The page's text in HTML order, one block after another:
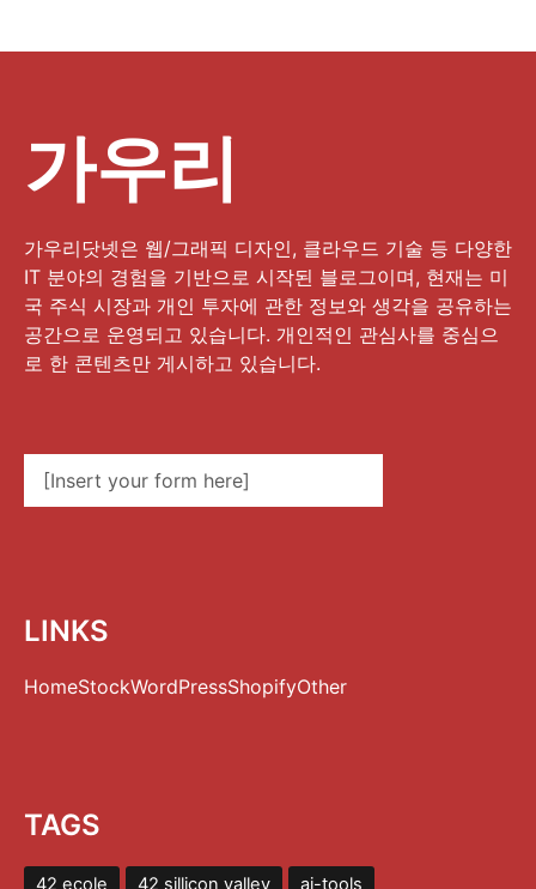
가우리
가우리닷넷은 웹/그래픽 디자인, 클라우드 기술 등 다양한
IT 분야의 경험을 기반으로 시작된 블로그이며, 현재는 미
국 주식 시장과 개인 투자에 관한 정보와 생각을 공유하는
공간으로 운영되고 있습니다. 개인적인 관심사를 중심으
로 한 콘텐츠만 게시하고 있습니다.
[Insert your form here]
LINKS
HomeStockWordPressShopifyOther
TAGS
42 ecole 42 sillicon valley ai-tools